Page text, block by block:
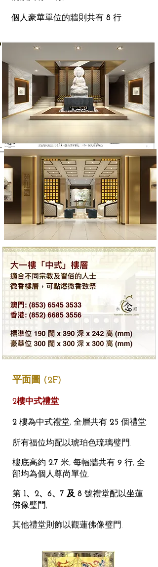
個人豪華單位的牆則共有 8 行.
平面圖 (2F)
2樓中式禮堂
2 樓為中式禮堂, 全層共有 25 個禮堂.
所有福位均配以琥珀色琉璃璧門.
樓底高約 2.7 米, 每幅牆共有 9 行, 全
部均為個人尊尚單位.
第 1、2、6、7 及 8 號禮堂配以坐蓮
佛像璧門,
其他禮堂則飾以觀蓮佛像璧門.